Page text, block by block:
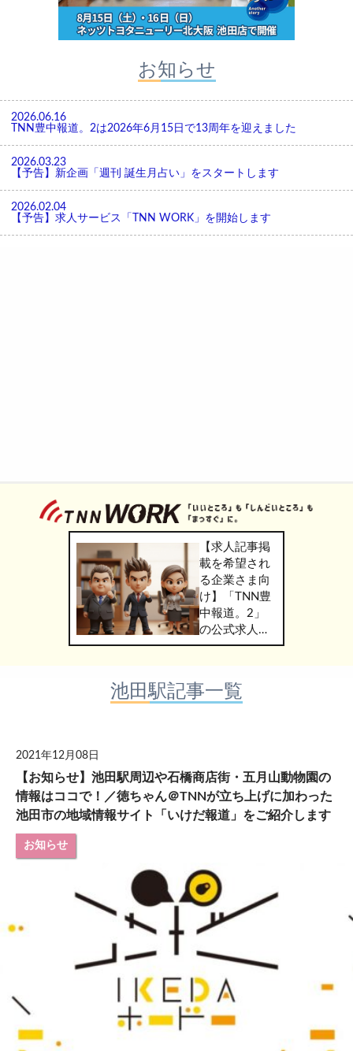
お知らせ
2026.06.16
TNN豊中報道。2は2026年6月15日で13周年を迎えました
2026.03.23
【予告】新企画「週刊 誕生月占い」をスタートします
2026.02.04
【予告】求人サービス「TNN WORK」を開始します
【求人記事掲
載を希望され
る企業さま向
け】「TNN豊
中報道。2」
の公式求人情
報サービス
WORK」のご
掲載につきま
池田駅記事一覧
2021年12月08日
【お知らせ】池田駅周辺や石橋商店街・五月山動物園の
情報はココで！／徳ちゃん＠TNNが立ち上げに加わった
池田市の地域情報サイト「いけだ報道」をご紹介します
お知らせ